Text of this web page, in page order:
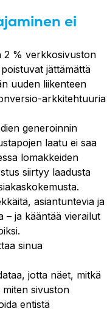
ei
2 % verkkosivuston
jättämättä
uuden liikenteen
arkkitehtuuria
generoinnin
laatu ei saa
lomakkeiden
siirtyy laadusta
asiantuntevia ja
– ja kääntää vierailut
sinua
jotta näet, mitkä
miten sivuston
entistä